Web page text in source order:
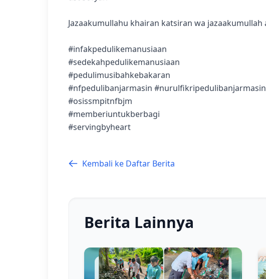
Jazaakumullahu khairan katsiran wa jazaakumullah
#infakpedulikemanusiaan
#sedekahpedulikemanusiaan
#pedulimusibahkebakaran
#nfpedulibanjarmasin #nurulfikripedulibanjarmasin
#osissmpitnfbjm
#memberiuntukberbagi
#servingbyheart
Kembali ke Daftar Berita
Berita Lainnya